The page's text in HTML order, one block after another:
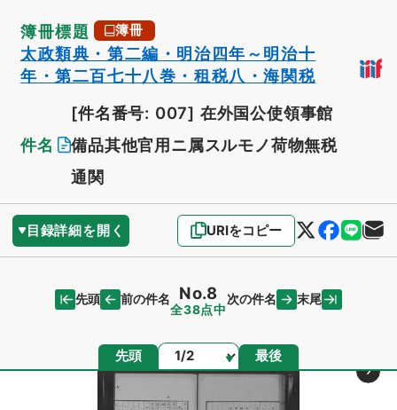
簿冊標題 簿冊
太政類典・第二編・明治四年～明治十
年・第二百七十八巻・租税八・海関税
件名
[件名番号: 007] 在外国公使領事館
備品其他官用ニ属スルモノ荷物無税
通関
目録詳細を開く URIをコピー
先頭 前の件名 No.8
全38点中
次の件名 末尾
先頭 ページ 最後